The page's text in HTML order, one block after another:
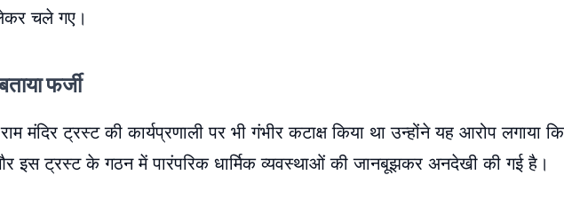
चले गए।
फर्जी
मंदिर ट्रस्ट की कार्यप्रणाली पर भी गंभीर कटाक्ष किया था उन्होंने यह आरोप लगाया
इस ट्रस्ट के गठन में पारंपरिक धार्मिक व्यवस्थाओं की जानबूझकर अनदेखी की गई है।